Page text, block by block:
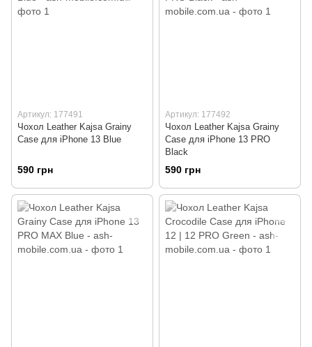
Артикул: 177491
Чохол Leather Kajsa Grainy
Сase для iPhone 13 Blue
590 грн
Артикул: 177492
Чохол Leather Kajsa Grainy
Сase для iPhone 13 PRO
Black
590 грн